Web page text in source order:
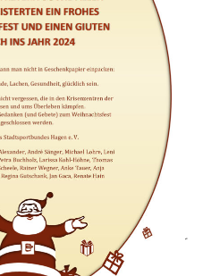
23, 2023
e.V. lädt Sie
Neujahrsempfang
2024 um 11 Uhr
ein! Den Flyer